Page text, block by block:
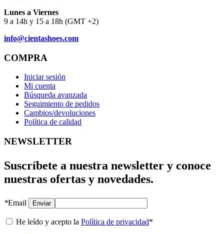
Lunes a Viernes
9 a 14h y 15 a 18h (GMT +2)
info@cientashoes.com
COMPRA
Iniciar sesión
Mi cuenta
Búsqueda avanzada
Seguimiento de pedidos
Cambios/devoluciones
Política de calidad
NEWSLETTER
Suscríbete a nuestra newsletter y conoce
nuestras ofertas y novedades.
*Email Enviar
He leído y acepto la Política de privacidad*